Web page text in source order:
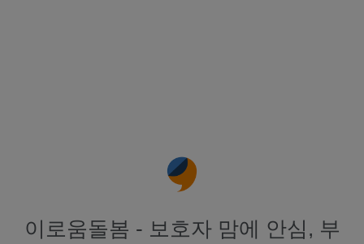
이로움돌봄 - 보호자 맘에 안심, 부